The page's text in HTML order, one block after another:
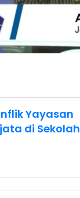
Yayasan
di Sekolah